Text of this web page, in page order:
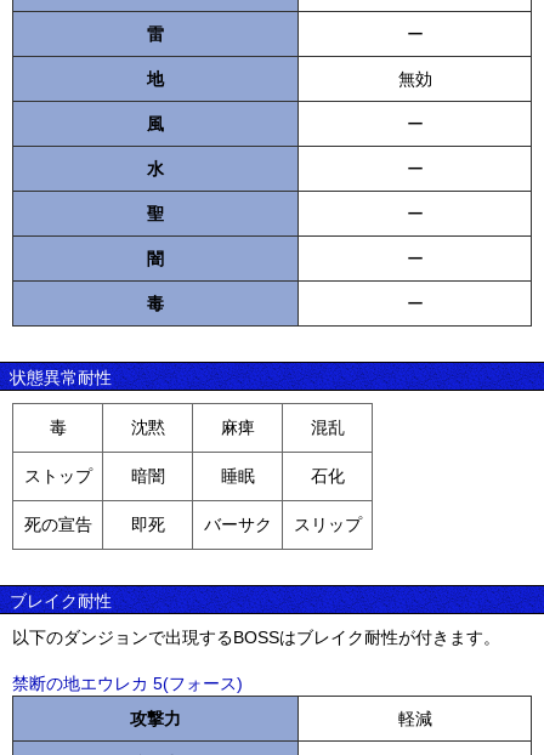
雷 ー
地 無効
風 ー
水 ー
聖 ー
闇 ー
毒 ー
状態異常耐性
毒 沈黙 麻痺 混乱
ストップ 暗闇 睡眠 石化
死の宣告 即死 バーサク スリップ
ブレイク耐性
以下のダンジョンで出現するBOSSはブレイク耐性が付きます。
禁断の地エウレカ 5(フォース)
攻撃力
軽減